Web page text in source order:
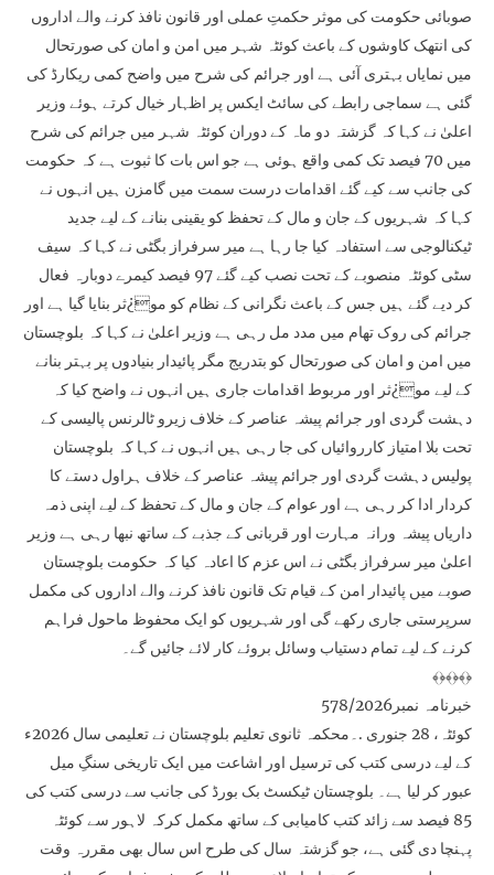
صوبائی حکومت کی موثر حکمتِ عملی اور قانون نافذ کرنے والے اداروں
کی انتھک کاوشوں کے باعث کوئٹہ شہر میں امن و امان کی صورتحال
میں نمایاں بہتری آئی ہے اور جرائم کی شرح میں واضح کمی ریکارڈ کی
گئی ہے سماجی رابطے کی سائٹ ایکس پر اظہار خیال کرتے ہوئے وزیر
اعلیٰ نے کہا کہ گزشتہ دو ماہ کے دوران کوئٹہ شہر میں جرائم کی شرح
میں 70 فیصد تک کمی واقع ہوئی ہے جو اس بات کا ثبوت ہے کہ حکومت
کی جانب سے کیے گئے اقدامات درست سمت میں گامزن ہیں انہوں نے
کہا کہ شہریوں کے جان و مال کے تحفظ کو یقینی بنانے کے لیے جدید
ٹیکنالوجی سے استفادہ کیا جا رہا ہے میر سرفراز بگٹی نے کہا کہ سیف
سٹی کوئٹہ منصوبے کے تحت نصب کیے گئے 97 فیصد کیمرے دوبارہ فعال
کر دیے گئے ہیں جس کے باعث نگرانی کے نظام کو مو¿ثر بنایا گیا ہے اور
جرائم کی روک تھام میں مدد مل رہی ہے وزیر اعلیٰ نے کہا کہ بلوچستان
میں امن و امان کی صورتحال کو بتدریج مگر پائیدار بنیادوں پر بہتر بنانے
کے لیے مو¿ثر اور مربوط اقدامات جاری ہیں انہوں نے واضح کیا کہ
دہشت گردی اور جرائم پیشہ عناصر کے خلاف زیرو ٹالرنس پالیسی کے
تحت بلا امتیاز کارروائیاں کی جا رہی ہیں انہوں نے کہا کہ بلوچستان
پولیس دہشت گردی اور جرائم پیشہ عناصر کے خلاف ہراول دستے کا
کردار ادا کر رہی ہے اور عوام کے جان و مال کے تحفظ کے لیے اپنی ذمہ
داریاں پیشہ ورانہ مہارت اور قربانی کے جذبے کے ساتھ نبھا رہی ہے وزیر
اعلیٰ میر سرفراز بگٹی نے اس عزم کا اعادہ کیا کہ حکومت بلوچستان
صوبے میں پائیدار امن کے قیام تک قانون نافذ کرنے والے اداروں کی مکمل
سرپرستی جاری رکھے گی اور شہریوں کو ایک محفوظ ماحول فراہم
کرنے کے لیے تمام دستیاب وسائل بروئے کار لائے جائیں گے۔
﴾﴿﴾﴿﴾﴿
خبرنامہ نمبر578/2026
کوئٹہ، 28 جنوری .۔محکمہ ثانوی تعلیم بلوچستان نے تعلیمی سال 2026ء
کے لیے درسی کتب کی ترسیل اور اشاعت میں ایک تاریخی سنگِ میل
عبور کر لیا ہے۔ بلوچستان ٹیکسٹ بک بورڈ کی جانب سے درسی کتب کی
85 فیصد سے زائد کتب کامیابی کے ساتھ مکمل کرکہ لاہور سے کوئٹہ
پہنچا دی گئی ہے، جو گزشتہ سال کی طرح اس سال بھی مقررہ وقت